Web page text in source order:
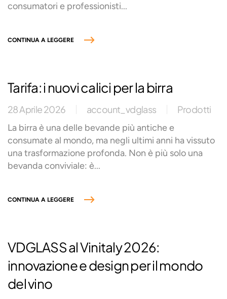
consumatori e professionisti...
CONTINUA A LEGGERE
Tarifa: i nuovi calici per la birra
28 Aprile 2026 account_vdglass Prodotti
La birra è una delle bevande più antiche e
consumate al mondo, ma negli ultimi anni ha vissuto
una trasformazione profonda. Non è più solo una
bevanda conviviale: è...
CONTINUA A LEGGERE
VDGLASS al Vinitaly 2026:
innovazione e design per il mondo
del vino